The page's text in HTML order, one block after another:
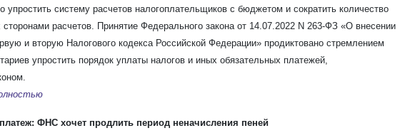
упростить систему расчетов налогоплательщиков с бюджетом и сократить количество
расчетов. Принятие Федерального закона от 14.07.2022 N 263-ФЗ «О внесении
и вторую Налогового кодекса Российской Федерации» продиктовано стремлением
упростить порядок уплаты налогов и иных обязательных платежей,
ФНС хочет продлить период неначисления пеней